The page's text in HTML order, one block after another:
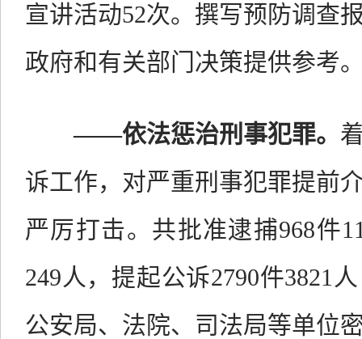
宣讲活动52次。撰写预防调查
政府和有关部门决策提供参考
——依法惩治刑事犯罪。
诉工作，对严重刑事犯罪提前
严厉打击。共批准逮捕968件
249人，提起公诉2790件3821
公安局、法院、司法局等单位